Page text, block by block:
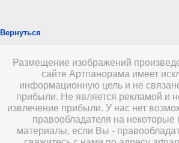
Вернуться
Размещение изображений
сайте Артпанорама имеет
информационную цель и не
прибыли. Не является рекламой и
извлечение прибыли. У нас нет
правообладателя на некоторые
материалы, если Вы -